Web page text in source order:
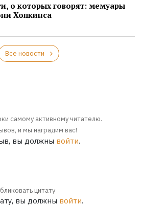
о которых говорят: мемуары
Хопкинса
Все новости
самому активному читателю.
и мы наградим вас!
вы должны войти.
цитату
вы должны войти.